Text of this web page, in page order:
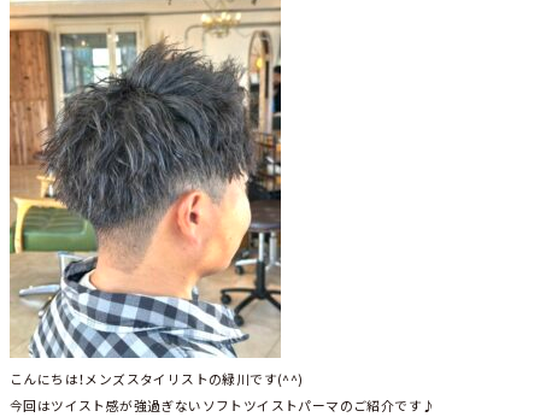
こんにちは！メンズスタイリストの緑川です(^^)
今回はツイスト感が強過ぎないソフトツイストパーマのご紹介です♪